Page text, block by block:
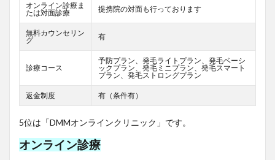
オンライン診療ま
たは対面診療
提携院の対面も行っております
無料カウンセリン
グ
有
診療コース
予防プラン、発毛ライトプラン、発毛ベーシ
ックプラン、発毛ミニプラン、発毛スマート
プラン、発毛ストロングプラン
返金制度 有（条件有）
5位は「DMMオンラインクリニック」です。
オンライン診療